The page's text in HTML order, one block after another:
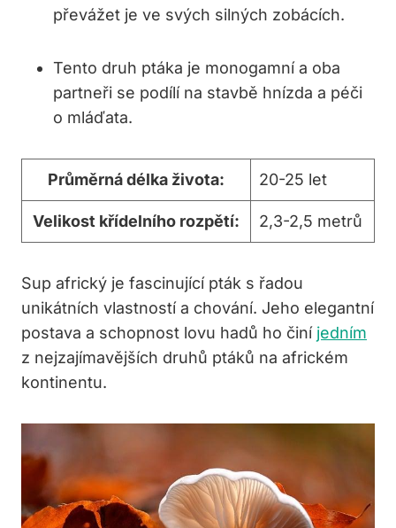
převážet je ve svých silných zobácích.
Tento druh ptáka je monogamní a oba
partneři se podílí na stavbě hnízda a péči
o mláďata.
Průměrná délka života: 20-25 let
Velikost křídelního rozpětí: 2,3-2,5 metrů
Sup africký je fascinující pták s řadou
unikátních vlastností a chování. Jeho elegantní
postava a schopnost lovu hadů ho činí jedním
z nejzajímavějších druhů ptáků na africkém
kontinentu.